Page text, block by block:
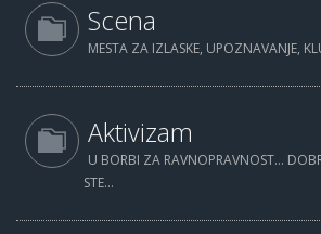
Scena
MESTA ZA IZLASKE, UPOZNAVANJE,
Aktivizam
U BORBI ZA RAVNOPRAVNOST...
STE...